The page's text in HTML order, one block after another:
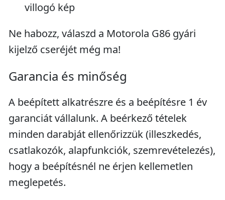
villogó kép
Ne habozz, válaszd a Motorola G86 gyári
kijelző cseréjét még ma!
Garancia és minőség
A beépített alkatrészre és a beépítésre 1 év
garanciát vállalunk. A beérkező tételek
minden darabját ellenőrizzük (illeszkedés,
csatlakozók, alapfunkciók, szemrevételezés),
hogy a beépítésnél ne érjen kellemetlen
meglepetés.